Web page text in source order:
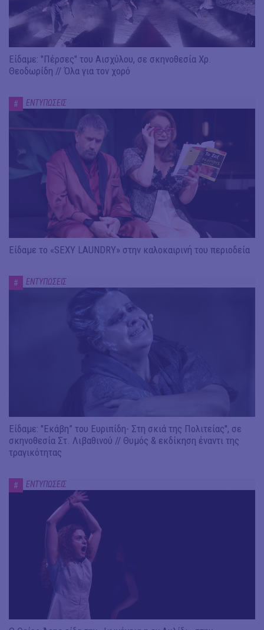
Είδαμε: "Πέρσες" του Αισχύλου, σε σκηνοθεσία Χρ.
Θεοδωρίδη // Όλα για τον χορό
# ΕΝΤΥΠΩΣΕΙΣ
Είδαμε το «SEXY LAUNDRY» στην καλοκαιρινή του περιοδεία
# ΕΝΤΥΠΩΣΕΙΣ
Είδαμε: "Εκάβη” του Ευριπίδη- Στη σκιά της Πολιτείας", σε
σκηνοθεσία Στ. Λιβαθινού // Θυμός & εκδίκηση έναντι της
τραγικότητας
# ΕΝΤΥΠΩΣΕΙΣ